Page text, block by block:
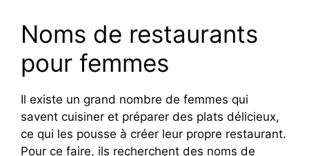
Noms de restaurants
pour femmes
Il existe un grand nombre de femmes qui
savent cuisiner et préparer des plats délicieux,
ce qui les pousse à créer leur propre restaurant.
Pour ce faire, ils recherchent des noms de